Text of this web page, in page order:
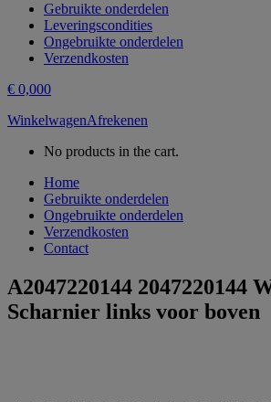
Gebruikte onderdelen
Leveringscondities
Ongebruikte onderdelen
Verzendkosten
€ 0,000
WinkelwagenAfrekenen
No products in the cart.
Home
Gebruikte onderdelen
Ongebruikte onderdelen
Verzendkosten
Contact
A2047220144 2047220144
Scharnier links voor boven